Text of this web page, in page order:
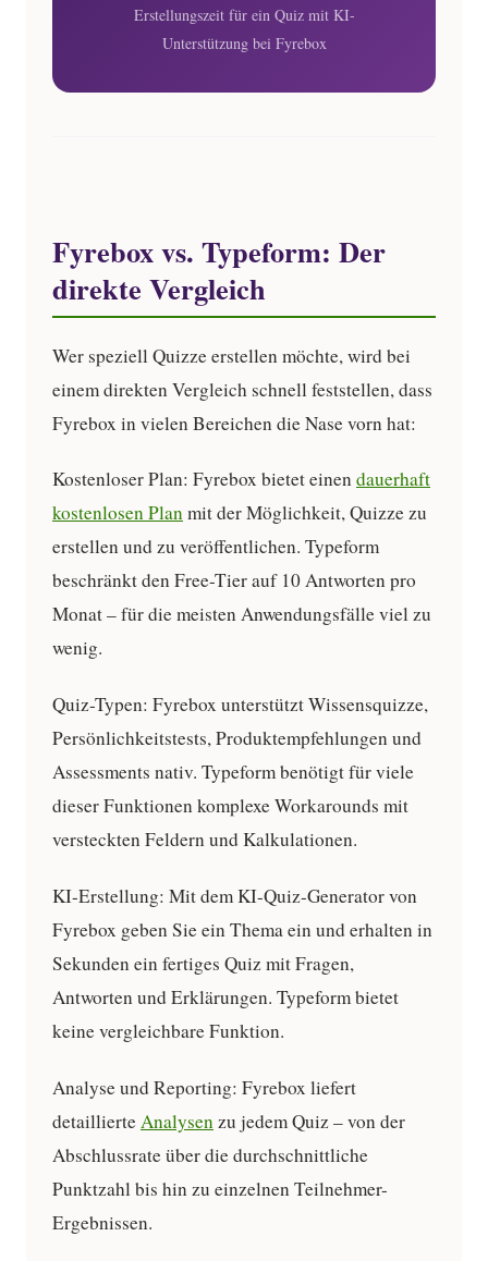
Erstellungszeit für ein Quiz mit KI-
Unterstützung bei Fyrebox
Fyrebox vs. Typeform: Der
direkte Vergleich
Wer speziell Quizze erstellen möchte, wird bei
einem direkten Vergleich schnell feststellen, dass
Fyrebox in vielen Bereichen die Nase vorn hat:
Kostenloser Plan: Fyrebox bietet einendauerhaft
kostenlosen Planmit der Möglichkeit, Quizze zu
erstellen und zu veröffentlichen. Typeform
beschränkt den Free-Tier auf 10 Antworten pro
Monat – für die meisten Anwendungsfälle viel zu
wenig.
Quiz-Typen: Fyrebox unterstützt Wissensquizze,
Persönlichkeitstests, Produktempfehlungen und
Assessments nativ. Typeform benötigt für viele
dieser Funktionen komplexe Workarounds mit
versteckten Feldern und Kalkulationen.
KI-Erstellung: Mit dem KI-Quiz-Generator von
Fyrebox geben Sie ein Thema ein und erhalten in
Sekunden ein fertiges Quiz mit Fragen,
Antworten und Erklärungen. Typeform bietet
keine vergleichbare Funktion.
Analyse und Reporting: Fyrebox liefert
detaillierteAnalysenzu jedem Quiz – von der
Abschlussrate über die durchschnittliche
Punktzahl bis hin zu einzelnen Teilnehmer-
Ergebnissen.